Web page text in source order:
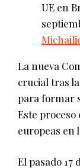
UE en
La nueva
crucial tras
para formar
Este proceso
europeas en
El pasado